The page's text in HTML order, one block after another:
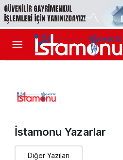
İstamonu Yazarlar
Diğer Yazıları